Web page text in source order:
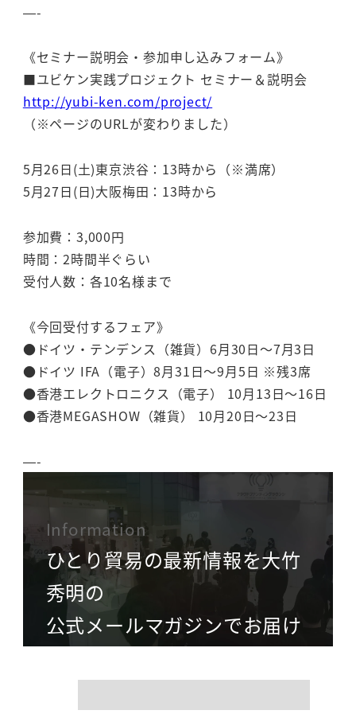
—-
《セミナー説明会・参加申し込みフォーム》
■ユビケン実践プロジェクト セミナー＆説明会
http://yubi-ken.com/project/
（※ページのURLが変わりました）
5月26日(土)東京渋谷：13時から（※満席）
5月27日(日)大阪梅田：13時から
参加費：3,000円
時間：2時間半ぐらい
受付人数：各10名様まで
《今回受付するフェア》
●ドイツ・テンデンス（雑貨）6月30日～7月3日
●ドイツ IFA（電子）8月31日～9月5日 ※残3席
●香港エレクトロニクス（電子） 10月13日～16日
●香港MEGASHOW（雑貨） 10月20日～23日
—-
Information
ひとり貿易の最新情報を大竹
秀明の
公式メールマガジンでお届け